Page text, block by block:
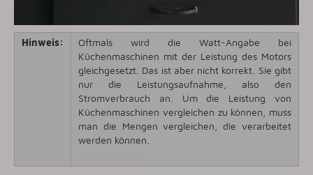
Hinweis:
Oftmals wird die Watt-Angabe bei
Küchenmaschinen mit der Leistung des Motors
gleichgesetzt. Das ist aber nicht korrekt. Sie gibt
nur die Leistungsaufnahme, also den
Stromverbrauch an. Um die Leistung von
Küchenmaschinen vergleichen zu können, muss
man die Mengen vergleichen, die verarbeitet
werden können.